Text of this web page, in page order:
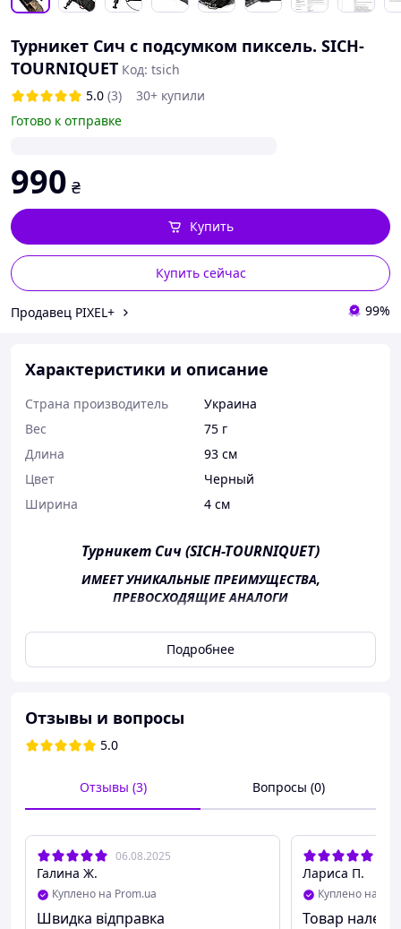
Турникет Сич с подсумком пиксель. SICH-
TOURNIQUET Код: tsich
5.0 (3)
30+ купили
Готово к отправке
990 ₴
Купить сейчас
Купить
Продавец PIXEL+ 99%
Характеристики и описание
Страна производитель
Украина
Вес
75 г
Длина
93 см
Цвет
Черный
Ширина
4 см
Турникет Сич (SICH-TOURNIQUET)
ИМЕЕТ УНИКАЛЬНЫЕ ПРЕИМУЩЕСТВА,
ПРЕВОСХОДЯЩИЕ АНАЛОГИ
МЕТАЛЛИЧЕСКАЯ ФУРНИТУРА
Легкая, но прочная дюралюминиевая
фурнитура способна выдерживать
экстремальные физические нагрузки.
Подробнее
Отзывы и вопросы
5.0
Отзывы (3) Вопросы (0)
06.08.2025
Галина Ж.
Куплено на Prom.ua
Швидка відправка
Лариса П.
Куплено на
Товар